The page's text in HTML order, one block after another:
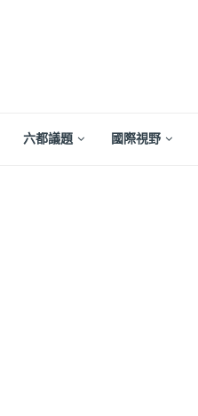
六都議題 國際視野